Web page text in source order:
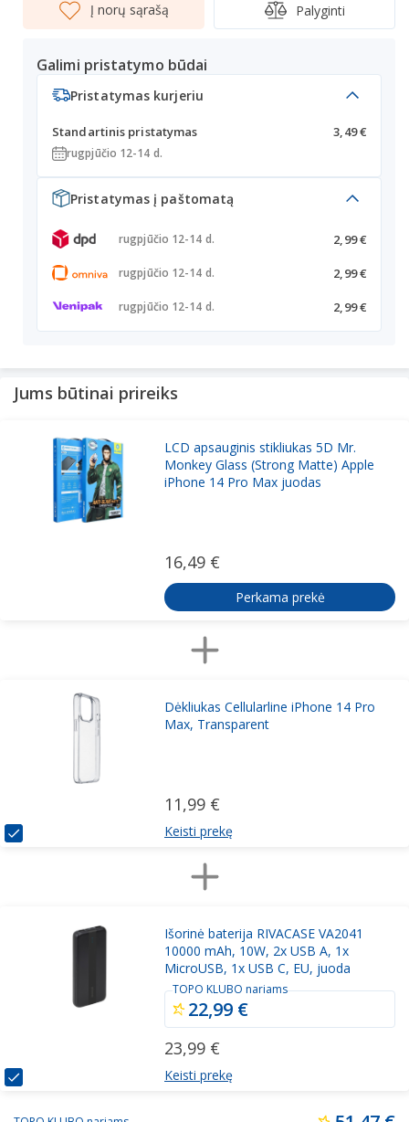
Į norų sąrašą Palyginti
Galimi pristatymo būdai
Pristatymas kurjeriu
Standartinis pristatymas 3,49 €
rugpjūčio 12-14 d.
Pristatymas į paštomatą
rugpjūčio 12-14 d. 2,99 €
rugpjūčio 12-14 d. 2,99 €
rugpjūčio 12-14 d. 2,99 €
Jums būtinai prireiks
LCD apsauginis stikliukas 5D Mr.
Monkey Glass (Strong Matte) Apple
iPhone 14 Pro Max juodas
16,49 €
Perkama prekė
Dėkliukas Cellularline iPhone 14 Pro
Max, Transparent
11,99 €
Keisti prekę
Išorinė baterija RIVACASE VA2041
10000 mAh, 10W, 2x USB A, 1x
MicroUSB, 1x USB C, EU, juoda
23,99 €
TOPO KLUBO nariams
22,99 €
Keisti prekę